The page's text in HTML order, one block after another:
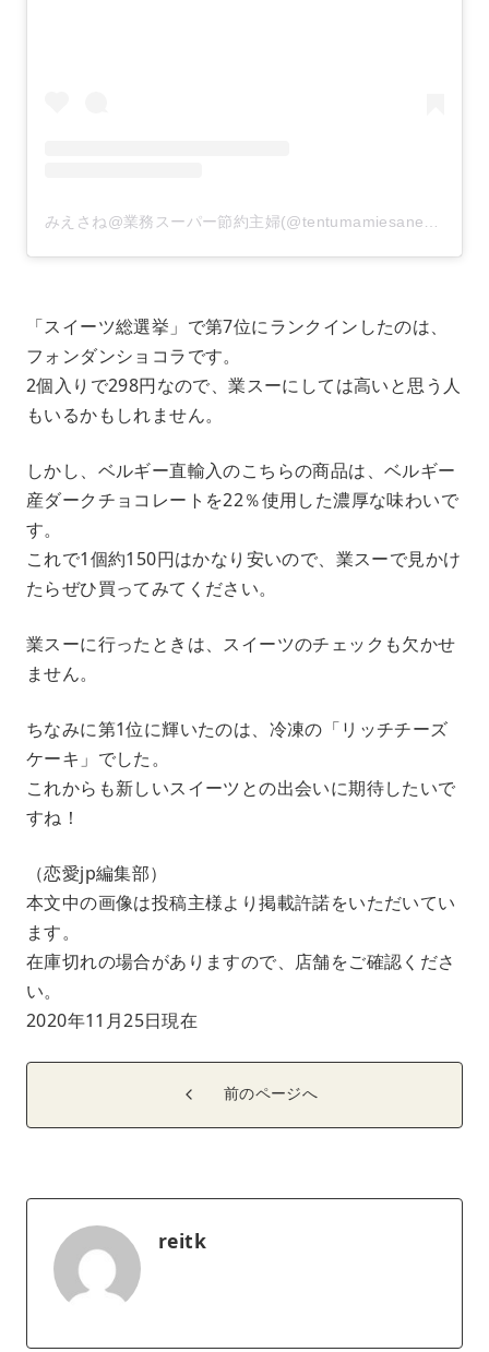
「スイーツ総選挙」で第7位にランクインしたのは、
フォンダンショコラです。
2個入りで298円なので、業スーにしては高いと思う人
もいるかもしれません。
しかし、ベルギー直輸入のこちらの商品は、ベルギー
産ダークチョコレートを22％使用した濃厚な味わいで
す。
これで1個約150円はかなり安いので、業スーで見かけ
たらぜひ買ってみてください。
業スーに行ったときは、スイーツのチェックも欠かせ
ません。
ちなみに第1位に輝いたのは、冷凍の「リッチチーズ
ケーキ」でした。
これからも新しいスイーツとの出会いに期待したいで
すね！
（恋愛jp編集部）
本文中の画像は投稿主様より掲載許諾をいただいてい
ます。
在庫切れの場合がありますので、店舗をご確認くださ
い。
2020年11月25日現在
前のページへ
reitk